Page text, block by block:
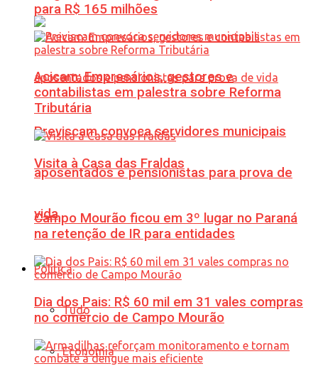
Previscam convoca servidores municipais
aposentados e pensionistas para prova de
vida
Política
Tudo
Economia
para R$ 165 milhões
Acicam: Empresários, gestores e
contabilistas em palestra sobre Reforma
Tributária
Visita à Casa das Fraldas
Campo Mourão ficou em 3º lugar no Paraná
na retenção de IR para entidades
Dia dos Pais: R$ 60 mil em 31 vales compras
no comércio de Campo Mourão